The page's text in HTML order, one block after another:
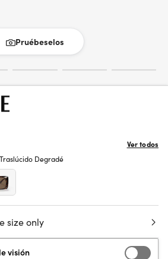
Pruébeselos
Ver todos
Degradé
size only
visión